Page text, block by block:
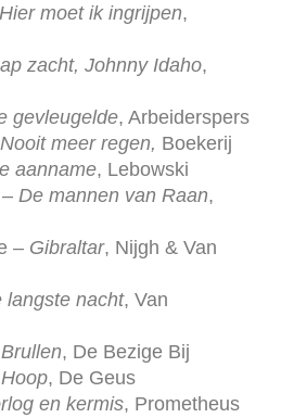
Hier moet ik ingrijpen,
zacht, Johnny Idaho,
gevleugelde, Arbeiderspers
Nooit meer regen, Boekerij
aanname, Lebowski
De mannen van Raan,
– Gibraltar, Nijgh & Van
langste nacht, Van
Brullen, De Bezige Bij
Hoop, De Geus
en kermis, Prometheus